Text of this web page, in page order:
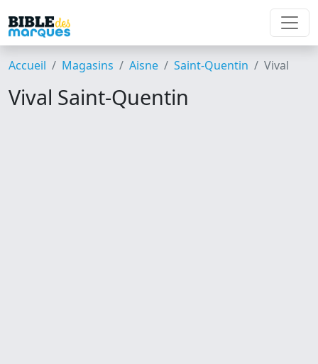
Accueil Magasins Aisne Saint-Quentin Vival
Vival Saint-Quentin